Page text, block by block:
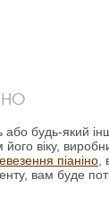
або будь-який
віку,
піаніно
вам буде